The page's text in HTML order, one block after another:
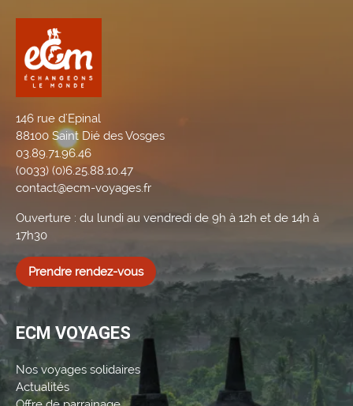
146 rue d'Epinal
88100 Saint Dié des Vosges
03.89.71.96.46
(0033) (0)6.25.88.10.47
contact@ecm-voyages.fr
Ouverture : du lundi au vendredi de 9h à 12h et de 14h à
17h30
Prendre rendez-vous
ECM VOYAGES
Nos voyages solidaires
Actualités